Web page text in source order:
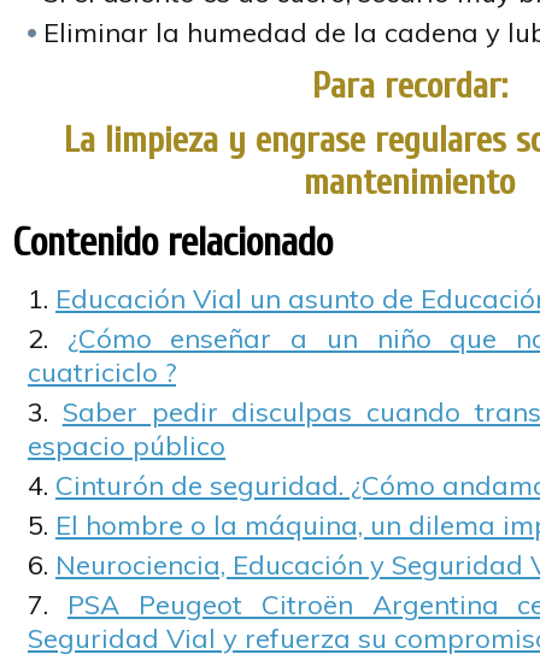
Eliminar la humedad de la cadena y
Para recordar:
La limpieza y engrase regulares
mantenimiento
Contenido relacionado
Educación Vial un asunto de
¿Cómo enseñar a un niño que
cuatriciclo ?
Saber pedir disculpas cuando
espacio público
Cinturón de seguridad. ¿Cómo
El hombre o la máquina, un dilema
Neurociencia, Educación y Seguridad
PSA Peugeot Citroën Argentina
Seguridad Vial y refuerza su